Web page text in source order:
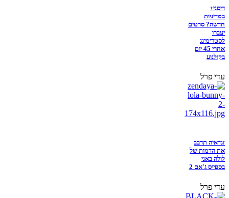
דיסני+
במדיניות
חדשה? סרטים
יעברו
לסטרימינג
אחרי 45 יום
בקולנוע
עדי פרל
זנדאיה תדבב
את הדמות של
לולה באני
בספייס ג'אם 2
עדי פרל